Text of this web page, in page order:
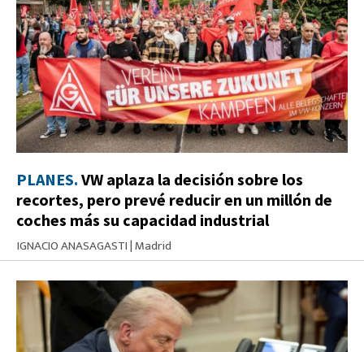
PLANES. VW aplaza la decisión sobre los
recortes, pero prevé reducir en un millón de
coches más su capacidad industrial
IGNACIO ANASAGASTI|Madrid